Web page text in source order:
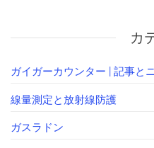
カ
ガイガーカウンター | 記事と
線量測定と放射線防護
ガスラドン